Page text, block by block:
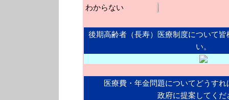
わからない
後期高齢者（長寿）医療制度について
い。
医療費・年金問題についてどうす
政府に提案してくだ